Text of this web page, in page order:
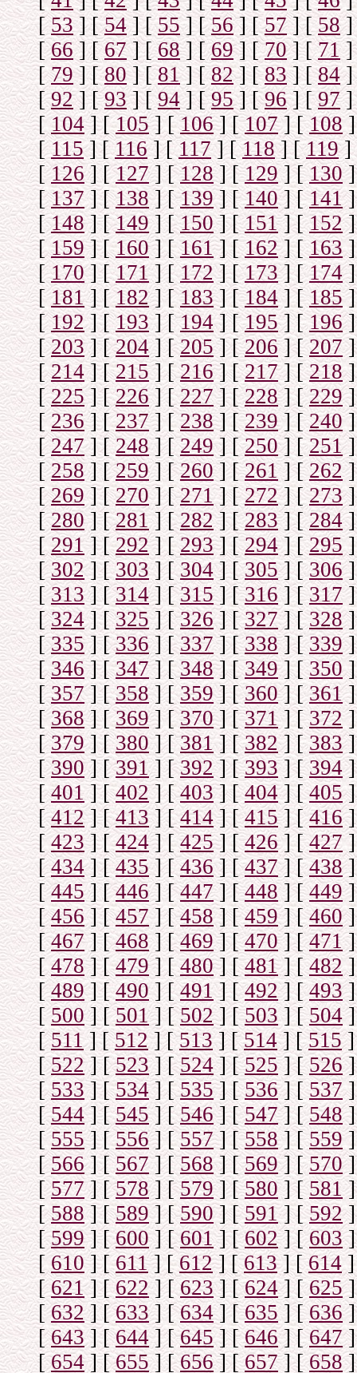
[53] [54] [55] [56] [57] [58]
[66] [67] [68] [69] [70] [71]
[79] [80] [81] [82] [83] [84]
[92] [93] [94] [95] [96] [97]
[104] [105] [106] [107] [108]
[115] [116] [117] [118] [119]
[126] [127] [128] [129] [ 130]
[137] [138] [139] [140] [141]
[148] [149] [150] [151] [152]
[159] [160] [161] [162] [163]
[170] [171] [172] [173] [174]
[181] [182] [183] [184] [ 185]
[192] [193] [194] [195] [196]
[203] [204] [205] [206] [207]
[214] [215] [216] [217] [218]
[225] [226] [227] [228] [229]
[236] [237] [238] [239] [240]
[247] [248] [249] [250] [251]
[258] [259] [260] [261] [262]
[269] [270] [271] [272] [273]
[280] [281] [282] [283] [284]
[ 291] [292] [293] [294] [295]
[302] [303] [304] [305] [306]
[313] [314] [315] [316] [ 317]
[324] [325] [326] [327] [328]
[335] [336] [337] [338] [339]
[346] [347] [348] [349] [350]
[357] [358] [359] [360] [361]
[368] [369] [370] [371] [ 372]
[379] [380] [381] [382] [383]
[390] [391] [392] [393] [394]
[401] [402] [403] [404] [405]
[412] [413] [414] [415] [416]
[423] [424] [425] [426] [427]
[434] [435] [ 436] [437] [438]
[445] [446] [447] [448] [449]
[456] [457] [458] [459] [460]
[467] [468] [469] [470] [471]
[478] [479] [480] [481] [482]
[489] [490] [491] [492] [493]
[500] [501] [502] [503] [504]
[511] [512] [513] [514] [515]
[522] [523] [524] [525] [526]
[533] [534] [535] [536] [537]
[544] [545] [546] [547] [548]
[555] [556] [557] [558] [559]
[566] [567] [568] [569] [570]
[577] [578] [579] [580] [581]
[588] [589] [590] [591] [592]
[599] [600] [601] [602] [603]
[ 610] [611] [612] [613] [614]
[621] [622] [623] [624] [625]
[632] [633] [634] [635] [ 636]
[643] [644] [645] [646] [647]
[654] [655] [656] [657] [658]